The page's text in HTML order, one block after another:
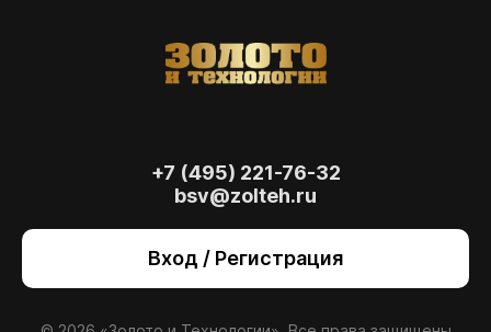
+7 (495) 221-76-32
bsv@zolteh.ru
Вход / Регистрация
также для анализа сайта и улучшения